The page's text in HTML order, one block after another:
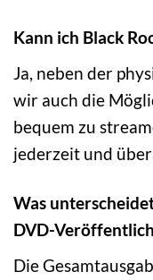
Kann ich Black
Ja, neben der
wir auch die
bequem zu
jederzeit und
Was
DVD-
Die